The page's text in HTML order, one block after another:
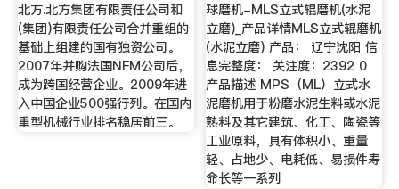
北方.北方集团有限责任公司和
(集团)有限责任公司合并重组的
基础上组建的国有独资公司。
2007年并购法国NFM公司后，
成为跨国经营企业。2009年进
入中国企业500强行列。在国内
重型机械行业排名稳居前三。
球磨机-MLS立式辊磨机(水泥
立磨)_产品详情MLS立式辊磨机
(水泥立磨) 产品： 辽宁沈阳 信
息完整度： 关注度：2392 0
产品描述 MPS（ML）立式水
泥磨机用于粉磨水泥生料或水泥
熟料及其它建筑、化工、陶瓷等
工业原料，具有体积小、重量
轻、占地少、电耗低、易损件寿
命长等一系列